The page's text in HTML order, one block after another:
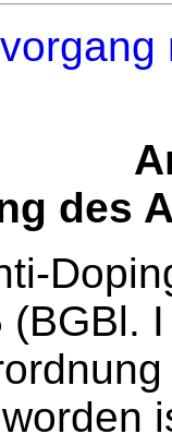
des
(BGBl.